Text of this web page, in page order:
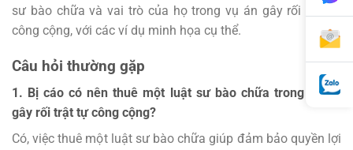
sư bào chữa và vai trò của họ trong vụ án gây rối trật tự
công cộng, với các ví dụ minh họa cụ thể.
Câu hỏi thường gặp
1. Bị cáo có nên thuê một luật sư bào chữa trong vụ án
gây rối trật tự công cộng?
Có, việc thuê một luật sư bào chữa giúp đảm bảo quyền lợi